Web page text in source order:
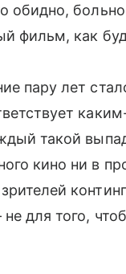
обидно,
фильм, как
пару лет
такой
кино ни в
для того,